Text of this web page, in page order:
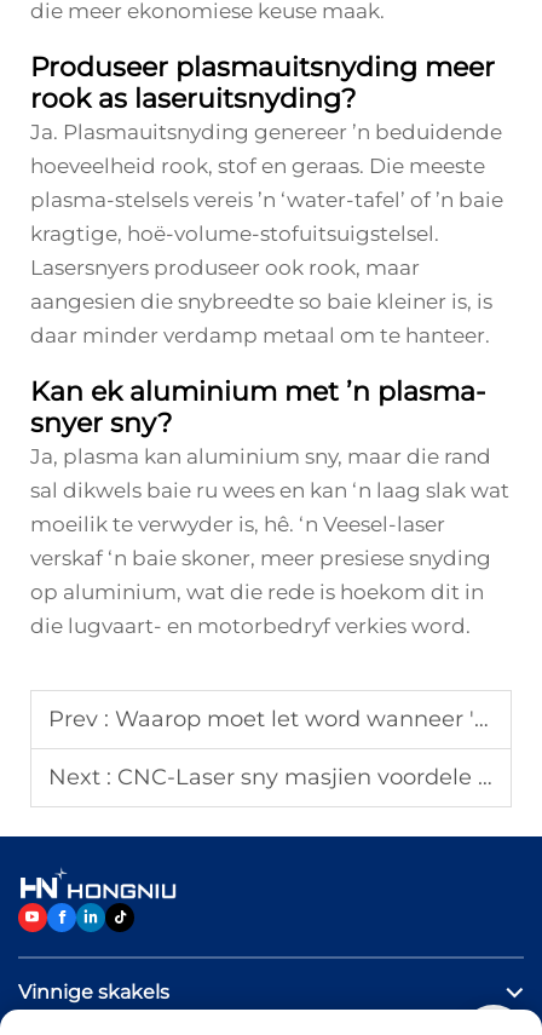
die meer ekonomiese keuse maak.
Produseer plasmauitsnyding meer
rook as laseruitsnyding?
Ja. Plasmauitsnyding genereer ’n beduidende
hoeveelheid rook, stof en geraas. Die meeste
plasma-stelsels vereis ’n ‘water-tafel’ of ’n baie
kragtige, hoë-volume-stofuitsuigstelsel.
Lasersnyers produseer ook rook, maar
aangesien die snybreedte so baie kleiner is, is
daar minder verdamp metaal om te hanteer.
Kan ek aluminium met ’n plasma-
snyer sny?
Ja, plasma kan aluminium sny, maar die rand
sal dikwels baie ru wees en kan ‘n laag slak wat
moeilik te verwyder is, hê. ‘n Veesel-laser
verskaf ‘n baie skoner, meer presiese snyding
op aluminium, wat die rede is hoekom dit in
die lugvaart- en motorbedryf verkies word.
Prev : Waarop moet let word wanneer 'n laser sny masjien gekoop word?
Next : CNC-Laser sny masjien voordele vir grootskaalse produksie
Vinnige skakels